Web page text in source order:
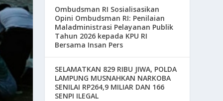
Ombudsman RI Sosialisasikan
Opini Ombudsman RI: Penilaian
Maladministrasi Pelayanan Publik
Tahun 2026 kepada KPU RI
Bersama Insan Pers
SELAMATKAN 829 RIBU JIWA, POLDA
LAMPUNG MUSNAHKAN NARKOBA
SENILAI RP264,9 MILIAR DAN 166
SENPI ILEGAL